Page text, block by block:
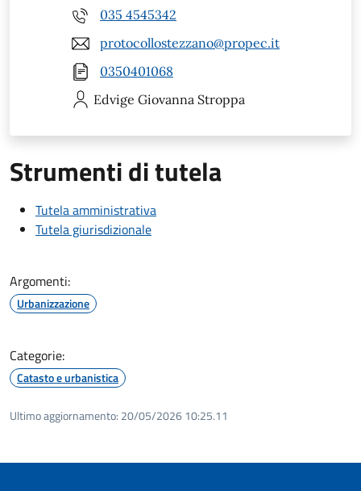
035 4545342
protocollostezzano@propec.it
0350401068
Edvige Giovanna Stroppa
Strumenti di tutela
Tutela amministrativa
Tutela giurisdizionale
Argomenti:
Urbanizzazione
Categorie:
Catasto e urbanistica
Ultimo aggiornamento: 20/05/2026 10:25.11